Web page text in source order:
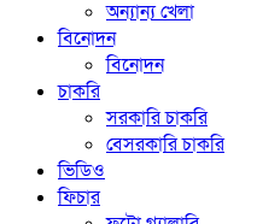
অন্যান্য খেলা
বিনোদন
বিনোদন
চাকরি
সরকারি চাকরি
বেসরকারি চাকরি
ভিডিও
ফিচার